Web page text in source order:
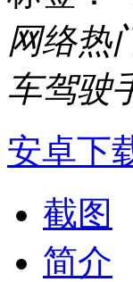
网络热
车驾驶
安卓下
截图
简介